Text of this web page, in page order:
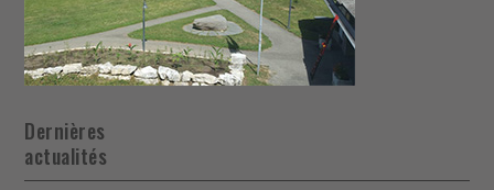
Dernières
actualités